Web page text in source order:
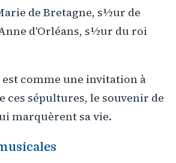
de Bretagne, s½ur de
d'Orléans, s½ur du roi
comme une invitation à
ces sépultures, le souvenir de
marquèrent sa vie.